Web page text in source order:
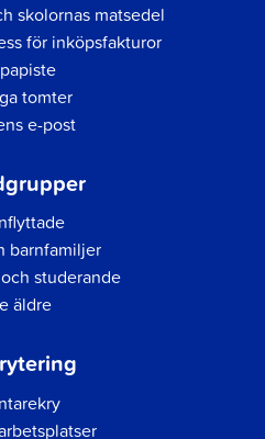
skolornas matsedel
för inköpsfakturor
tomter
e-post
barnfamiljer
studerande
äldre